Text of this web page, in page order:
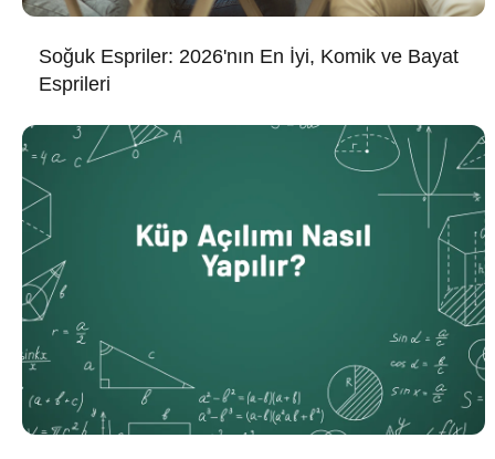
Soğuk Espriler: 2026'nın En İyi, Komik ve Bayat
Esprileri